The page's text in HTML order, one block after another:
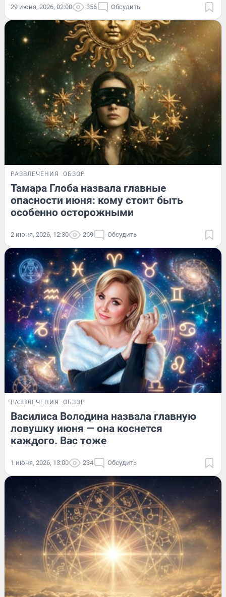
29 июня, 2026, 02:00 356 Обсудить
РАЗВЛЕЧЕНИЯ ОБЗОР
Тамара Глоба назвала главные
опасности июня: кому стоит быть
особенно осторожными
2 июня, 2026, 12:30 269 Обсудить
РАЗВЛЕЧЕНИЯ ОБЗОР
Василиса Володина назвала главную
ловушку июня — она коснется
каждого. Вас тоже
1 июня, 2026, 13:00 234 Обсудить